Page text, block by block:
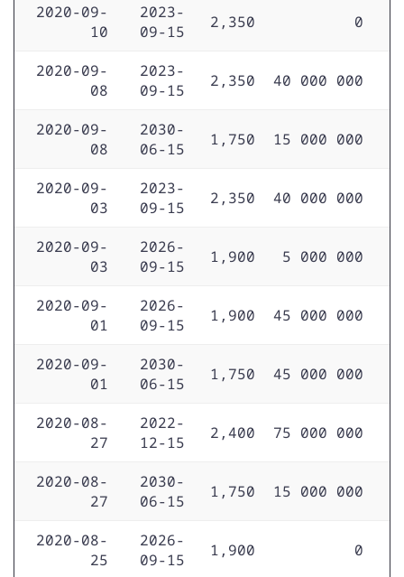
2020-09-
10
2023-
09-15
2,350 0
2020-09-
08
2023-
09-15
2,350 40 000 000
2020-09-
08
2030-
06-15
1,750 15 000 000
2020-09-
03
2023-
09-15
2,350 40 000 000
2020-09-
03
2026-
09-15
1,900 5 000 000
2020-09-
01
2026-
09-15
1,900 45 000 000
2020-09-
01
2030-
06-15
1,750 45 000 000
2020-08-
27
2022-
12-15
2,400 75 000 000
2020-08-
27
2030-
06-15
1,750 15 000 000
2020-08-
25
2026-
09-15
1,900 0